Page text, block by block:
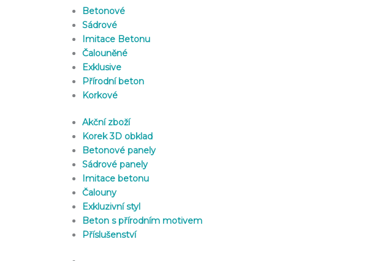
Betonové
Sádrové
Imitace Betonu
Čalouněné
Exklusive
Přírodní beton
Korkové
Akční zboží
Korek 3D obklad
Betonové panely
Sádrové panely
Imitace betonu
Čalouny
Exkluzivní styl
Beton s přírodním motivem
Příslušenství